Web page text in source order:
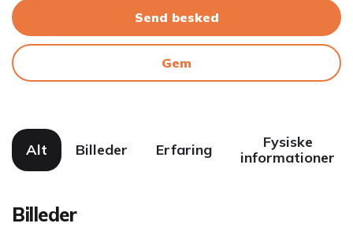
Send besked
Gem
Alt Billeder Erfaring
Fysiske
informationer
Billeder